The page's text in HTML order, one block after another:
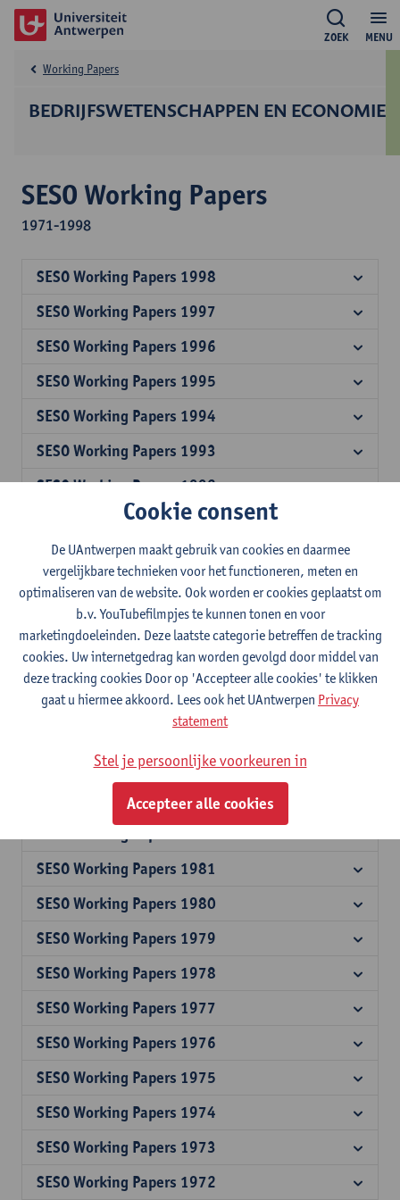
MENU
ZOEK
BEDRIJFS­WETENSCHAPPEN EN ECONOMIE
Working Papers
SESO Working Papers
1971-1998
SESO Working Papers 1998
SESO Working Papers 1997
SESO Working Papers 1996
SESO Working Papers 1995
SESO Working Papers 1994
SESO Working Papers 1993
SESO Working Papers 1992
SESO Working Papers 1991
SESO Working Papers 1990
SESO Working Papers 1989
SESO Working Papers 1988
SESO Working Papers 1987
SESO Working Papers 1986
SESO Working Papers 1985
SESO Working Papers 1984
SESO Working Papers 1983
SESO Working Papers 1981
SESO Working Papers 1980
SESO Working Papers 1979
SESO Working Papers 1978
SESO Working Papers 1977
SESO Working Papers 1976
SESO Working Papers 1975
SESO Working Papers 1974
SESO Working Papers 1973
SESO Working Papers 1972
Cookie consent
De UAntwerpen maakt gebruik van cookies en daarmee
vergelijkbare technieken voor het functioneren, meten en
optimaliseren van de website. Ook worden er cookies geplaatst om
b.v. YouTubefilmpjes te kunnen tonen en voor
marketingdoeleinden. Deze laatste categorie betreffen de tracking
cookies. Uw internetgedrag kan worden gevolgd door middel van
deze tracking cookies Door op 'Accepteer alle cookies' te klikken
gaat u hiermee akkoord. Lees ook het UAntwerpen Privacy
statement
Stel je persoonlijke voorkeuren in
Accepteer alle cookies